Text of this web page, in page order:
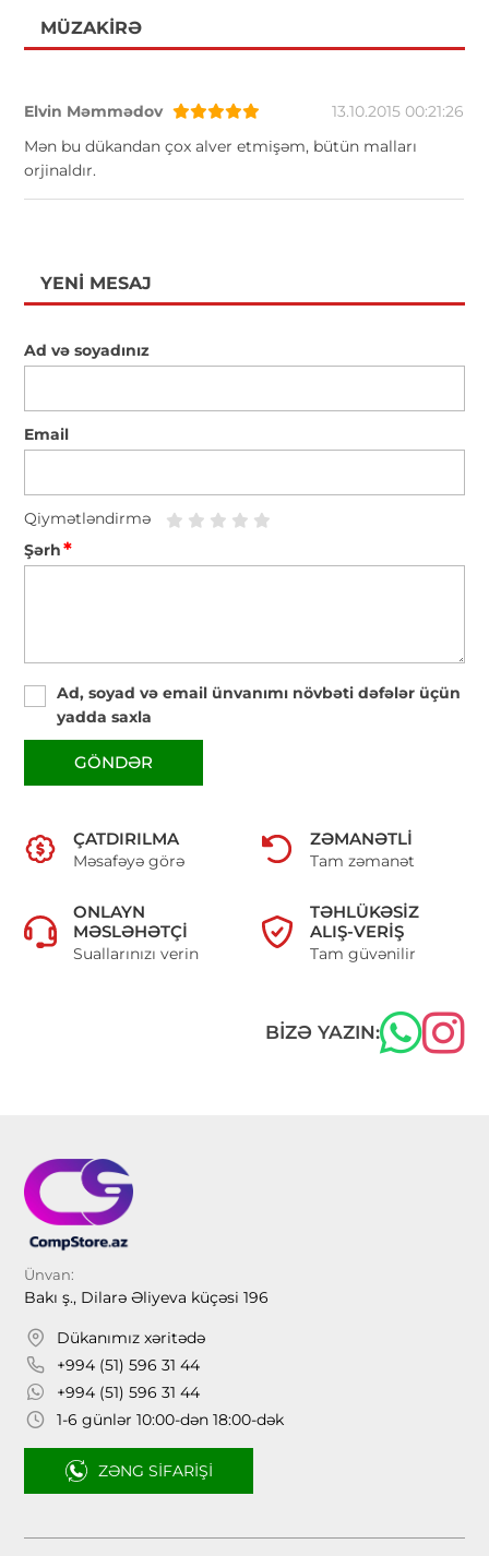
MÜZAKIRƏ
Elvin Məmmədov
13.10.2015 00:21:26
Mən bu dükandan çox alver etmişəm, bütün malları
orjinaldır.
YENI MESAJ
Ad və soyadınız
Email
Qiymətləndirmə
Şərh*
Ad, soyad və email ünvanımı növbəti dəfələr üçün
yadda saxla
GÖNDƏR
ÇATDIRILMA
Məsafəyə görə
ZƏMANƏTLI
Tam zəmanət
ONLAYN
MƏSLƏHƏTÇI
Suallarınızı verin
TƏHLÜKƏSIZ
ALIŞ-VERIŞ
Tam güvənilir
BIZƏ YAZIN:
Ünvan:
Bakı ş., Dilarə Əliyeva küçəsi 196
Dükanımız xəritədə
+994 (51) 596 31 44
+994 (51) 596 31 44
1-6 günlər 10:00-dən 18:00-dək
ZƏNG SIFARIŞI